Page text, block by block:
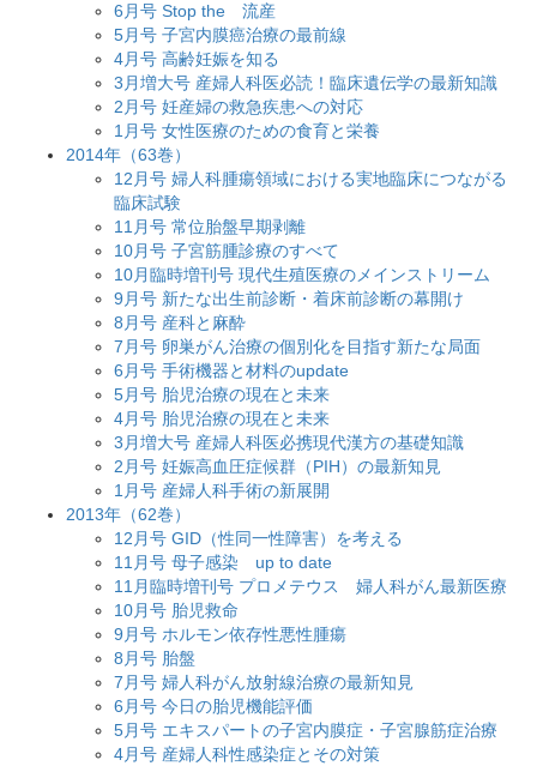
6月号 Stop the 流産
5月号 子宮内膜癌治療の最前線
4月号 高齢妊娠を知る
3月増大号 産婦人科医必読！臨床遺伝学の最新知識
2月号 妊産婦の救急疾患への対応
1月号 女性医療のための食育と栄養
2014年（63巻）
12月号 婦人科腫瘍領域における実地臨床につながる
臨床試験
11月号 常位胎盤早期剥離
10月号 子宮筋腫診療のすべて
10月臨時増刊号 現代生殖医療のメインストリーム
9月号 新たな出生前診断・着床前診断の幕開け
8月号 産科と麻酔
7月号 卵巣がん治療の個別化を目指す新たな局面
6月号 手術機器と材料のupdate
5月号 胎児治療の現在と未来
4月号 胎児治療の現在と未来
3月増大号 産婦人科医必携現代漢方の基礎知識
2月号 妊娠高血圧症候群（PIH）の最新知見
1月号 産婦人科手術の新展開
2013年（62巻）
12月号 GID（性同一性障害）を考える
11月号 母子感染 up to date
11月臨時増刊号 プロメテウス 婦人科がん最新医療
10月号 胎児救命
9月号 ホルモン依存性悪性腫瘍
8月号 胎盤
7月号 婦人科がん放射線治療の最新知見
6月号 今日の胎児機能評価
5月号 エキスパートの子宮内膜症・子宮腺筋症治療
4月号 産婦人科性感染症とその対策